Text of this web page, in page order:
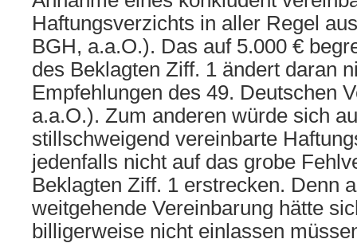
Haftungsverzichts in aller Regel
BGH, a.a.O.). Das auf 5.000 €
des Beklagten Ziff. 1 ändert daran
Empfehlungen des 49. Deutschen
a.a.O.). Zum anderen würde sich
stillschweigend vereinbarte
jedenfalls nicht auf das grobe
Beklagten Ziff. 1 erstrecken. Denn
weitgehende Vereinbarung hätte
billigerweise nicht einlassen